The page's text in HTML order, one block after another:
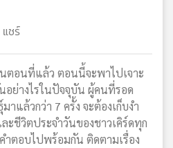
แชร์
นตอนที่แล้ว ตอนนี้จะพาไปเจาะ
อย่างไรในปัจจุบัน ผู้คนที่รอด
าแล้วกว่า 7 ครั้ง จะต้องเก็บงำ
ชีวิตประจำวันของชาวเคิร์ดทุก
ตอบไปพร้อมกัน ติดตามเรื่อง